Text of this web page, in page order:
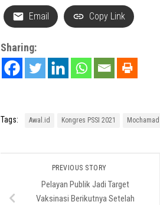
Email Copy Link
Sharing:
Tags: Awal.id Kongres PSSI 2021
PREVIOUS STORY
Pelayan Publik Jadi Target
Vaksinasi Berikutnya Setelah